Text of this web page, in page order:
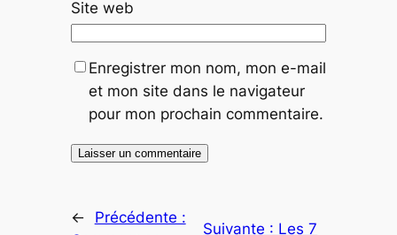
Site web
Enregistrer mon nom, mon e-mail
et mon site dans le navigateur
pour mon prochain commentaire.
←
Précédente :
Suivante : Les 7